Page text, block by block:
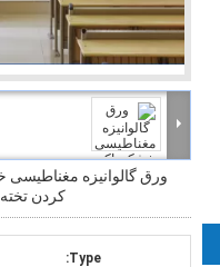
ورق گالوانیزه
کردن
Type: